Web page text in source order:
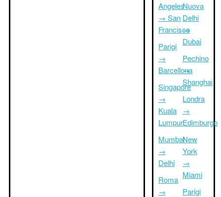
Angeles
→ San
Francisco
Parigi
→
Barcellona
Singapore
→
Kuala
Lumpur
Mumbai
→
Delhi
Roma
→
Nuova
Delhi
→
Dubai
Pechino
→
Shanghai
Londra
→
Edimburgo
New
York
→
Miami
Parigi